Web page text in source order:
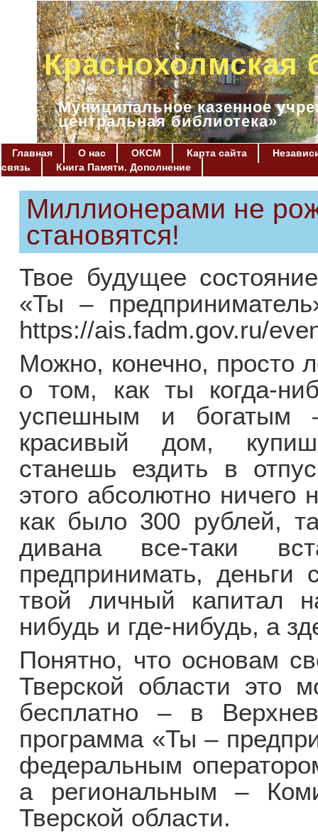
Краснохолмская
Муниципальное казенное
центральная библиотека»
Главная О нас ОКСМ Карта сайта
связь
Книга Памяти. Дополнение
Миллионерами не
становятся!
Твое будущее
«Ты –
https://ais.fadm.gov.ru/
Можно, конечно, просто
о том, как ты когда-
успешным и богатым
красивый дом,
станешь ездить в
этого абсолютно ничего
как было 300 рублей,
дивана все-таки
предпринимать, деньги
твой личный капитал
нибудь и где-нибудь, а
Понятно, что основам
Тверской области это
бесплатно – в
программа «Ты –
федеральным
а региональным –
Тверской области.